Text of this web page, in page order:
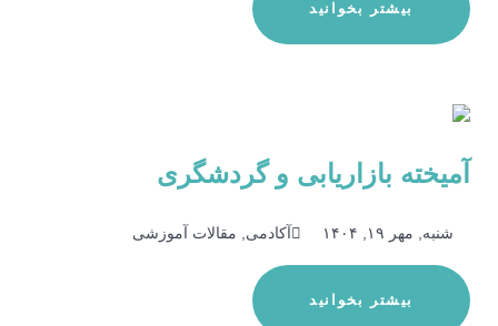
بیشتر بخوانید
آمیخته بازاریابی و گردشگری
شنبه, مهر ۱۹, ۱۴۰۴ آکادمی, مقالات آموزشی
بیشتر بخوانید